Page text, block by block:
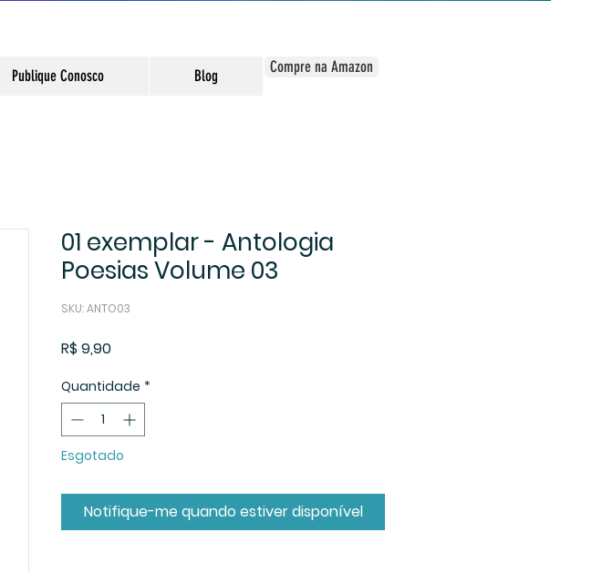
Publique Conosco Blog Compre na Amazon
01 exemplar - Antologia
Poesias Volume 03
SKU: ANTO03
R$ 9,90Preço
Quantidade *
Esgotado
Notifique-me quando estiver disponível